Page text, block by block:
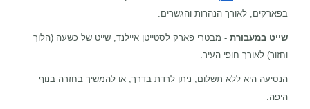
בפארקים, לאורך הנהרות והגשרים.
שייט במעבורת - מבטרי פארק לסטייטן איילנד, שייט של כשעה (הלוך
וחזור) לאורך חופי העיר.
הנסיעה היא ללא תשלום, ניתן לרדת בדרך, או להמשיך בחזרה בנוף
היפה.